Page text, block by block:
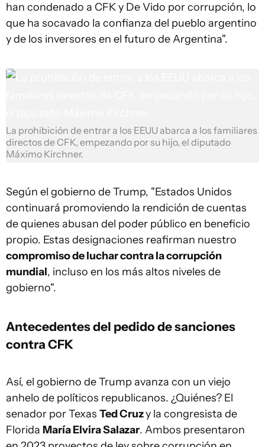
han condenado a CFK y De Vido por corrupción, lo
que ha socavado la confianza del pueblo argentino
y de los inversores en el futuro de Argentina".
La prohibición de entrar a los EEUU abarca a los familiares
directos de CFK, empezando por su hijo, el diputado
Máximo Kirchner.
Según el gobierno de Trump, "Estados Unidos
continuará promoviendo la rendición de cuentas
de quienes abusan del poder público en beneficio
propio. Estas designaciones reafirman nuestro
compromiso de luchar contra la corrupción
mundial, incluso en los más altos niveles de
gobierno".
Antecedentes del pedido de sanciones
contra CFK
Así, el gobierno de Trump avanza con un viejo
anhelo de políticos republicanos. ¿Quiénes? El
senador por Texas Ted Cruzy la congresista de
Florida María Elvira Salazar. Ambos presentaron